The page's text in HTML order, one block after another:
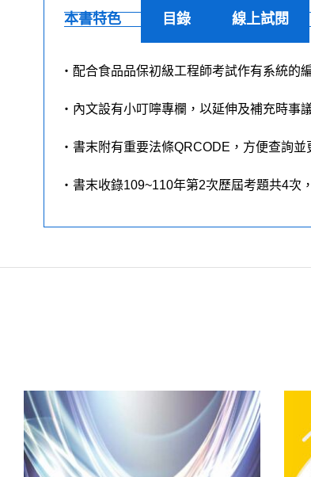
本書特色 目錄 線上試閱
‧配合食品品保初級工程師考試作有系統的
‧內文設有小叮嚀專欄，以延伸及補充時事
‧書末附有重要法條QRCODE，方便查詢並
‧書末收錄109~110年第2次歷屆考題共4次